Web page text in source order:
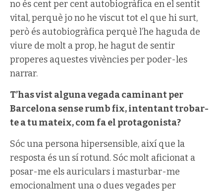
no és cent per cent autobiogràfica en el sentit
vital, perquè jo no he viscut tot el que hi surt,
però és autobiogràfica perquè l’he haguda de
viure de molt a prop, he hagut de sentir
properes aquestes vivències per poder-les
narrar.
T’has vist alguna vegada caminant per
Barcelona sense rumb fix, intentant trobar-
te a tu mateix, com fa el protagonista?
Sóc una persona hipersensible, així que la
resposta és un sí rotund. Sóc molt aficionat a
posar-me els auriculars i masturbar-me
emocionalment una o dues vegades per